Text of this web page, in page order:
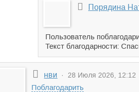
Порядина
Пользователь
Текст благодарности:
нви · 28 Июля 2026, 12:12
Поблагодарить